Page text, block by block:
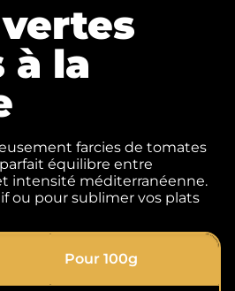
à la
farcies de tomates
équilibre entre
intensité méditerranéenne.
ou pour sublimer vos plats
Pour 100g